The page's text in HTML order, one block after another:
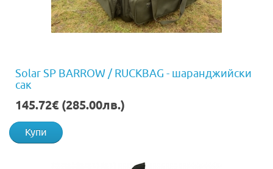
Solar SP BARROW / RUCKBAG - шаранджийски
сак
145.72€ (285.00лв.)
Купи